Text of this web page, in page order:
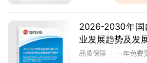
2026-2030年国
业发展趋势及发
品质保障 一年免费